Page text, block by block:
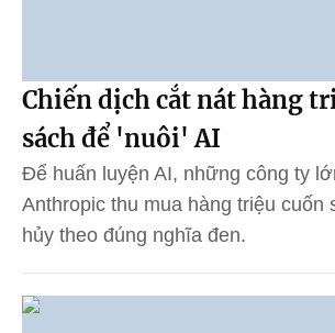
Chiến dịch cắt nát hàng
sách để 'nuôi' AI
Để huấn luyện AI, những công ty
Anthropic thu mua hàng triệu cuốn
hủy theo đúng nghĩa đen.